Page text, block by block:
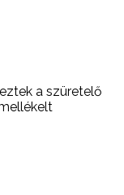
a szüretelő